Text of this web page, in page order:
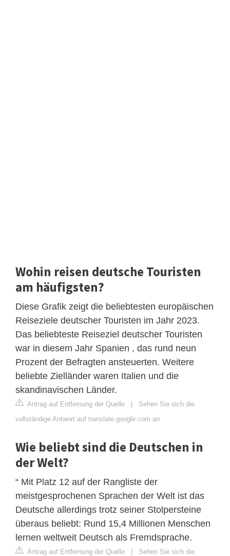
Wohin reisen deutsche Touristen
am häufigsten?
Diese Grafik zeigt die beliebtesten europäischen
Reiseziele deutscher Touristen im Jahr 2023.
Das beliebteste Reiseziel deutscher Touristen
war in diesem Jahr Spanien , das rund neun
Prozent der Befragten ansteuerten. Weitere
beliebte Zielländer waren Italien und die
skandinavischen Länder.
Antrag auf Entfernung der Quelle | Sehen Sie sich die
vollständige Antwort auf translate.google.com an
Wie beliebt sind die Deutschen in
der Welt?
“ Mit Platz 12 auf der Rangliste der
meistgesprochenen Sprachen der Welt ist das
Deutsche allerdings trotz seiner Stolpersteine
überaus beliebt: Rund 15,4 Millionen Menschen
lernen weltweit Deutsch als Fremdsprache.
Antrag auf Entfernung der Quelle | Sehen Sie sich die